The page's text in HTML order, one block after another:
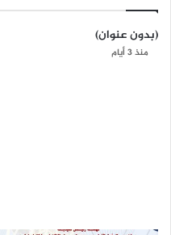
(بدون عنوان)
منذ 3 أيام